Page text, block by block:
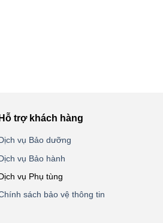
Hỗ trợ khách hàng
vụ Bảo dưỡng
vụ Bảo hành
vụ Phụ tùng
sách bảo vệ thông tin